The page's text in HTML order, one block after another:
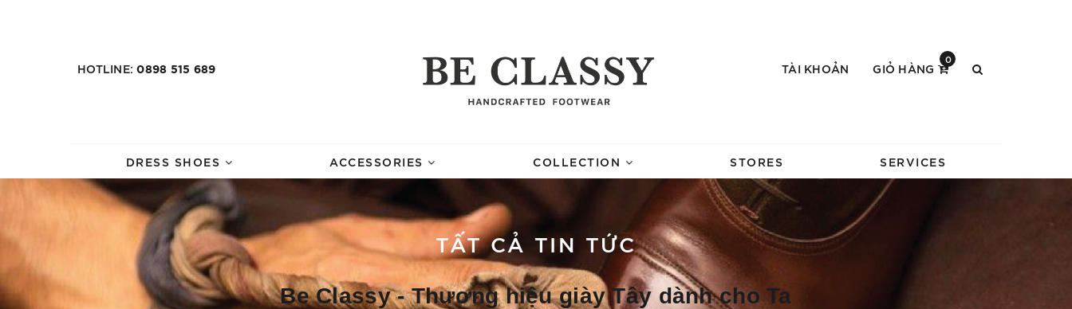
HOTLINE: 0898 515 689 TÀI KHOẢN GIỎ HÀNG
0
DRESS SHOES ACCESSORIES COLLECTION STORES SERVICES
TẤT CẢ TIN TỨC
Be Classy - Thương hiệu giày Tây dành cho Ta